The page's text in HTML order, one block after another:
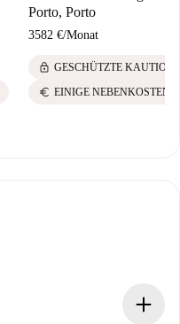
Porto, Porto
3582 €/Monat
lock GESCHÜTZTE KAUTION
euro EINIGE NEBENKOSTEN